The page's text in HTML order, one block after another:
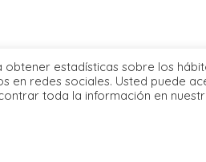
estadísticas sobre los
redes sociales. Usted puede
toda la información en